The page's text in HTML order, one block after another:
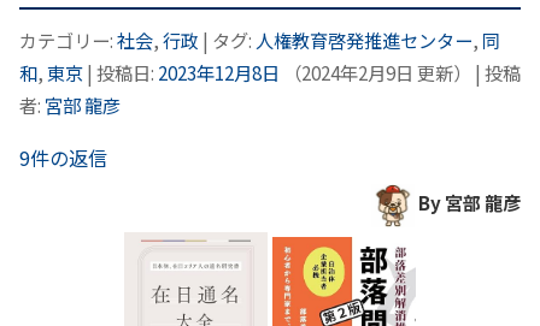
カテゴリー:社会,行政 | タグ: 人権教育啓発推進センター, 同
和,東京| 投稿日: 2023年12月8日 （2024年2月9日 更新） | 投稿
者: 宮部 龍彦
9件の返信
By 宮部 龍彦